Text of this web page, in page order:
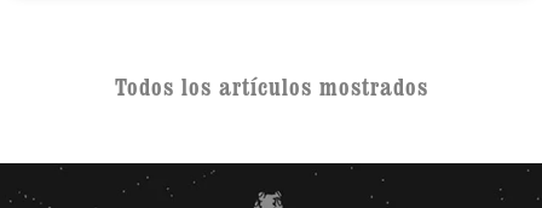
Todos los artículos mostrados